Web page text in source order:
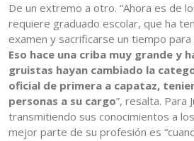
De un extremo a otro. “Ahora es de
requiere graduado escolar, que ha
examen y sacrificarse un tiempo
Eso hace una criba muy grande y
gruistas hayan cambiado la
oficial de primera a capataz,
personas a su cargo”, resalta. Para
transmitiendo sus conocimientos a
mejor parte de su profesión es